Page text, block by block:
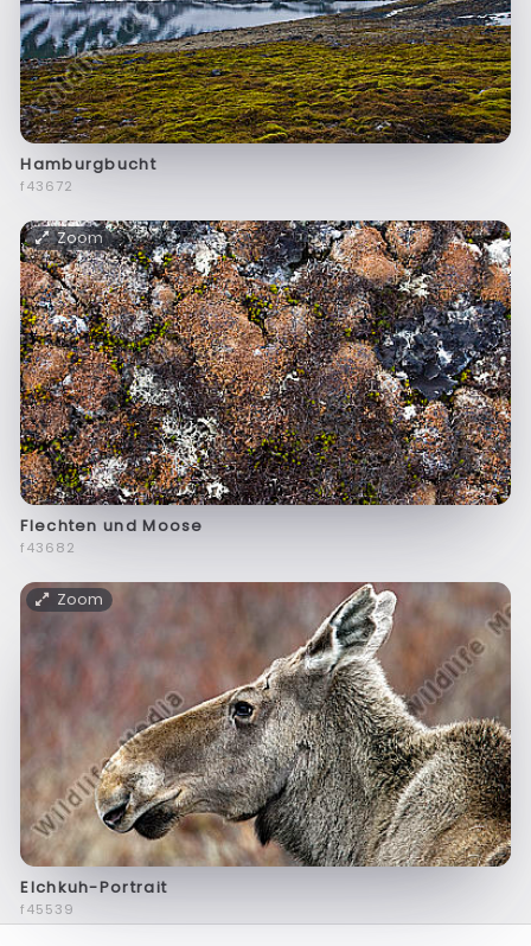
Hamburgbucht
f43672
Zoom
Flechten und Moose
f43682
Zoom
Elchkuh-Portrait
f45539